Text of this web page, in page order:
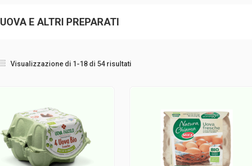
UOVA E ALTRI PREPARATI
Visualizzazione di 1-18 di 54 risultati